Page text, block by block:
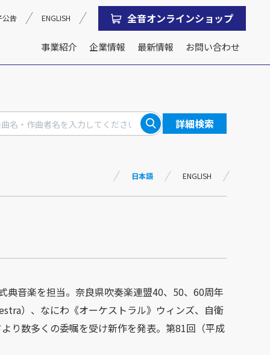
事業紹介 企業情報 最新情報 お問い合わせ
公告 ENGLISH 全音オンラインショップ
詳細検索
日本語 ENGLISH
典音楽を担当。奈良県吹奏楽連盟40、50、60周年
）、なにわ《オーケストラル》ウィンズ、自衛
り数多くの委嘱を受け新作を発表。第81回（平成